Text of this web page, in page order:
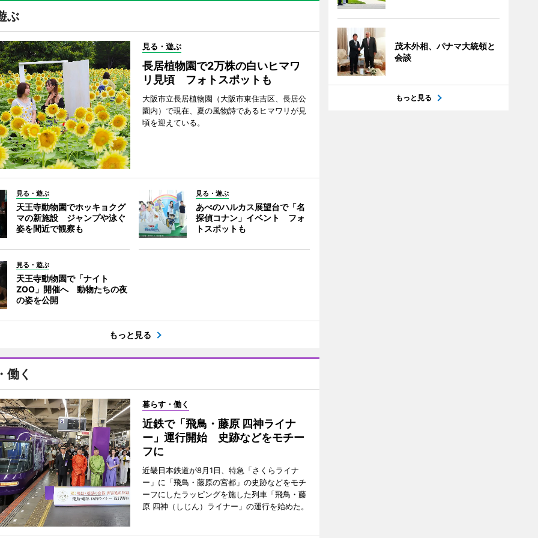
ぶ
見る・遊ぶ
長居植物園で2万株の白いヒマワ
リ見頃 フォトスポットも
大阪市立長居植物園（大阪市東住吉区、長居公
園内）で現在、夏の風物詩であるヒマワリが見
頃を迎えている。
見る・遊ぶ
天王寺動物園でホッキョクグ
マの新施設 ジャンプや泳ぐ
姿を間近で観察も
見る・遊ぶ
あべのハルカス展望台で「名
探偵コナン」イベント フォ
トスポットも
見る・遊ぶ
天王寺動物園で「ナイト
ZOO」開催へ 動物たちの夜
の姿を公開
もっと見る
働く
暮らす・働く
近鉄で「飛鳥・藤原 四神ライナ
ー」運行開始 史跡などをモチー
フに
近畿日本鉄道が8月1日、特急「さくらライナ
ー」に「飛鳥・藤原の宮都」の史跡などをモチ
ーフにしたラッピングを施した列車「飛鳥・藤
原 四神（しじん）ライナー」の運行を始めた。
茂木外相、パナマ大統領と
会談
もっと見る